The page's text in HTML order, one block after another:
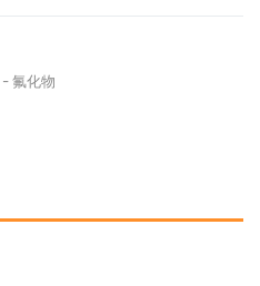
- 氟化物